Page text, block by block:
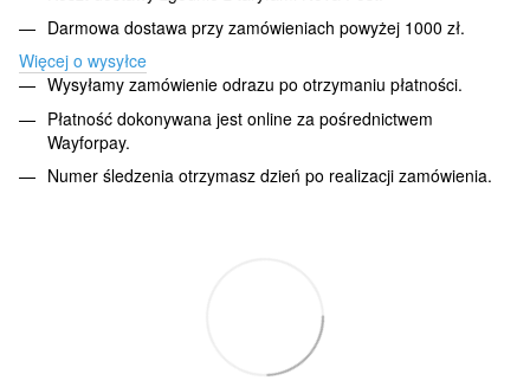
Darmowa dostawa przy zamówieniach powyżej 1000 zł.
Więcej o wysyłce
Wysyłamy zamówienie odrazu po otrzymaniu płatności.
Płatność dokonywana jest online za pośrednictwem
Wayforpay.
Numer śledzenia otrzymasz dzień po realizacji zamówienia.